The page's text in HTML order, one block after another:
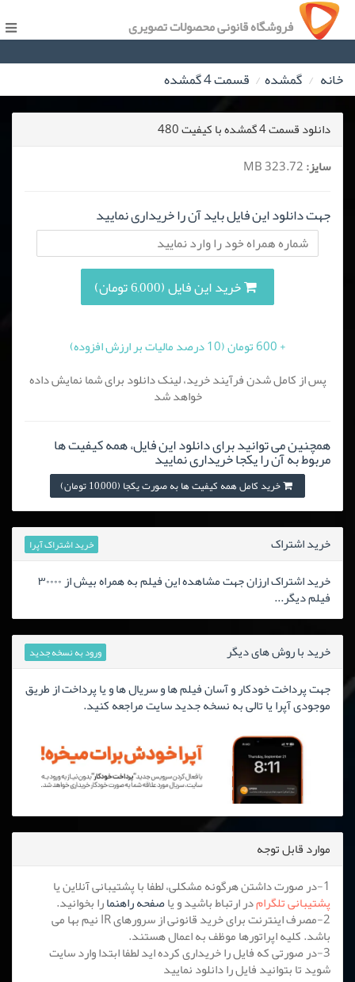
فروشگاه قانونی محصولات تصویری
خانه گمشده قسمت 4 گمشده
دانلود قسمت 4 گمشده با کیفیت 480
سایز:
جهت دانلود این فایل باید آن را خریداری نمایید
خرید این فایل (6,000 تومان)
+ 600 تومان (10 درصد مالیات بر ارزش افزوده)
پس از کامل شدن فرآیند خرید، لینک دانلود برای شما نمایش داده
خواهد شد
همچنین می توانید برای دانلود این فایل، همه کیفیت ها
مربوط به آن را یکجا خریداری نمایید
خرید کامل همه کیفیت ها به صورت یکجا (10,000 تومان)
خرید اشتراک خرید اشتراک آپرا
خرید اشتراک ارزان جهت مشاهده این فیلم به همراه بیش از ۳۰۰۰۰
فیلم دیگر...
خرید با روش های دیگر ورود به نسخه جدید
جهت پرداخت خودکار و آسان فیلم ها و سریال ها و یا پرداخت از طریق
موجودی آپرا یا تالی به نسخه جدید سایت مراجعه کنید.
موارد قابل توجه
1-در صورت داشتن هرگونه مشکلی، لطفا با پشتیبانی آنلاین یا
پشتیبانی تلگرامدر ارتباط باشید و یاصفحه راهنمارا بخوانید.
2-مصرف اینترنت برای خرید قانونی از سرورهای IR نیم بها می
باشد. کلیه اپراتورها موظف به اعمال هستند.
3-در صورتی که فایل را خریداری کرده اید لطفا ابتدا وارد سایت
شوید تا بتوانید فایل را دانلود نمایید